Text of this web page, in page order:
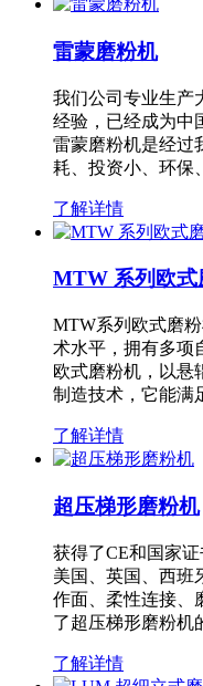
雷蒙磨粉机
我们公司专业生产
经验，已经成为中
雷蒙磨粉机是经过
耗、投资小、环保
了解详情
MTW 系列欧式
MTW系列欧式磨
术水平，拥有多项
欧式磨粉机，以悬
制造技术，它能
了解详情
超压梯形磨粉机
获得了CE和国家
美国、英国、西班
作面、柔性连接、
了超压梯形磨粉
了解详情